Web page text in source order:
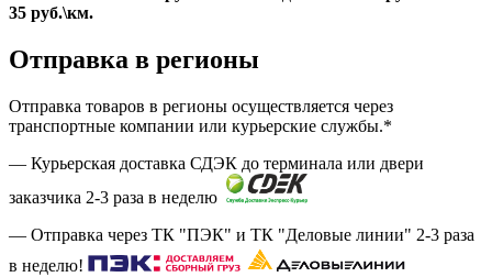
35 руб.\км.
Отправка в регионы
Отправка товаров в регионы осуществляется через
транспортные компании или курьерские службы.*
— Курьерская доставка СДЭК до терминала или двери
заказчика 2-3 раза в неделю
— Отправка через ТК "ПЭК" и ТК "Деловые линии" 2-3 раза
в неделю!